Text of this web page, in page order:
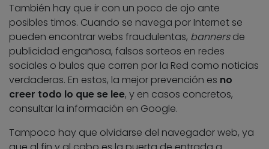
También hay que ir con un poco de ojo ante
posibles timos. Cuando se navega por Internet se
pueden encontrar webs fraudulentas, bannersde
publicidad engañosa, falsos sorteos en redes
sociales o bulos que corren por la Red como noticias
verdaderas. En estos, la mejor prevención es no
creer todo lo que se lee, y en casos concretos,
consultar la información en Google.
Tampoco hay que olvidarse del navegador web, ya